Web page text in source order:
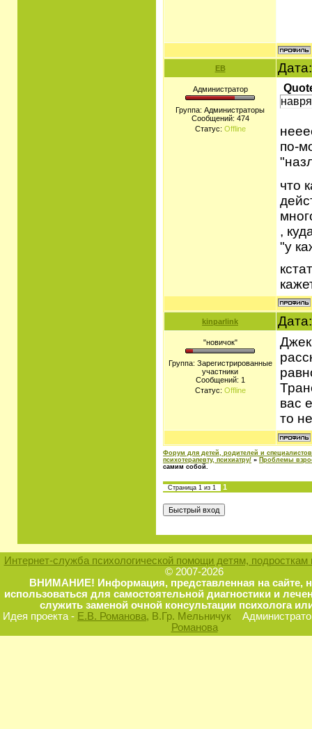
ЕВ
Администратор
Группа: Администраторы
Сообщений: 474
Статус: Offline
по-
что
,
"у
kinparlink
"новичок"
Группа: Зарегистрированные
участники
Сообщений: 1
Статус: Offline
вас
то
Форум для детей, родителей и специалистов
психотерапевту, психиатру/ » Проблемы
самим собой.
Страница 1 из 1 1
Интернет-служба психологической помощи детям, подросткам
© 2007-2026
ВНИМАНИЕ! Информация, представленная на сайте,
использоваться для самостоятельной диагностики и
служить заменой очной консультации психолога
Идея проекта - Е.В. Романова, В.Гр. Мельничук
Романова